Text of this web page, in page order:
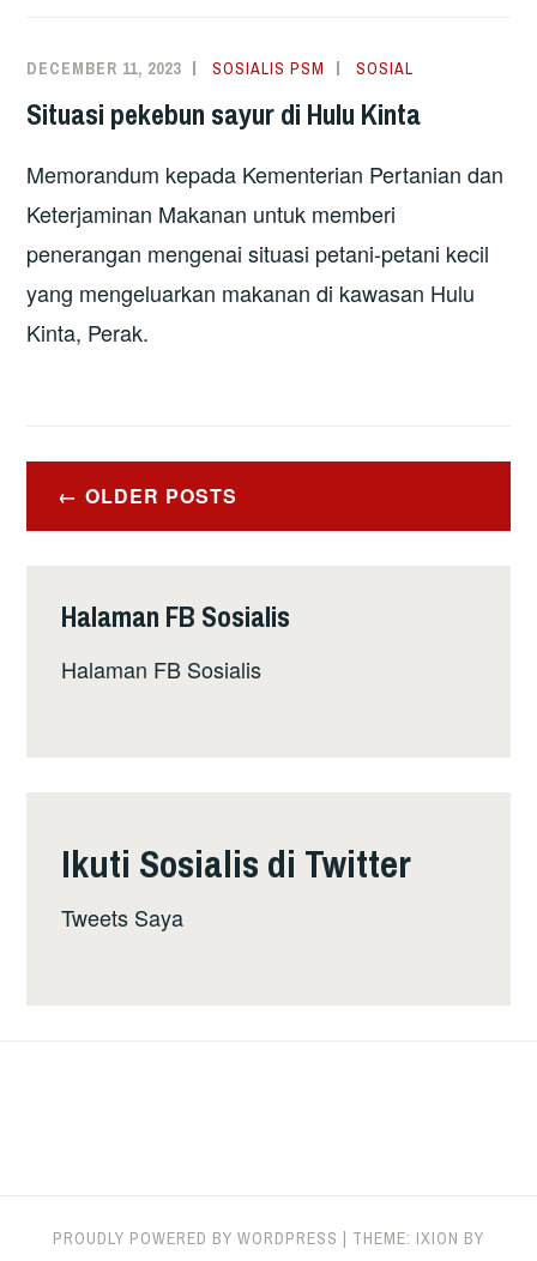
DECEMBER 11, 2023 SOSIALIS PSM SOSIAL
Situasi pekebun sayur di Hulu Kinta
Memorandum kepada Kementerian Pertanian dan
Keterjaminan Makanan untuk memberi
penerangan mengenai situasi petani-petani kecil
yang mengeluarkan makanan di kawasan Hulu
Kinta, Perak.
Posts
navigation
OLDER POSTS
Halaman FB Sosialis
Halaman FB Sosialis
Ikuti Sosialis di Twitter
Tweets Saya
PROUDLY POWERED BY WORDPRESS
THEME: IXION BY